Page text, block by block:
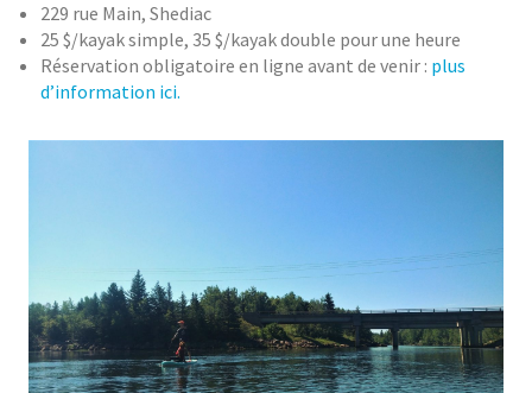
229 rue Main, Shediac
25 $/kayak simple, 35 $/kayak double pour une heure
Réservation obligatoire en ligne avant de venir : plus
d’information ici.